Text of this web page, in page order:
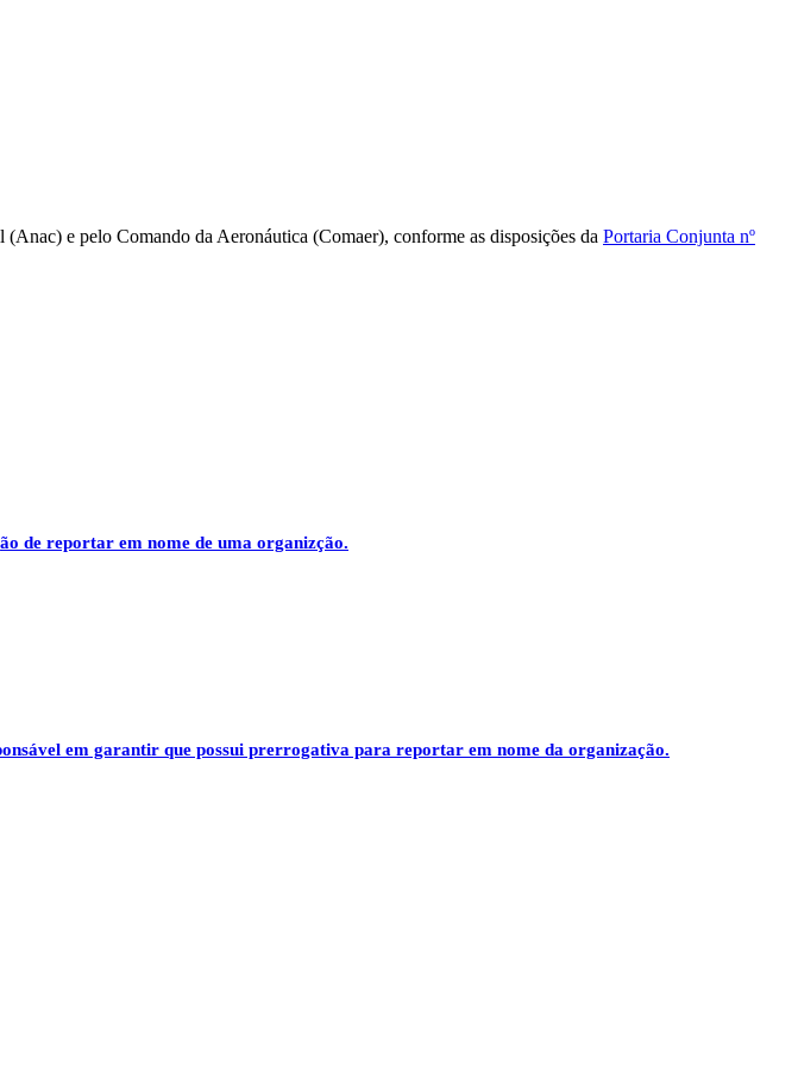
e pelo Comando da Aeronáutica (Comaer), conforme as disposições da Portaria Conjunta nº
de reportar em nome de uma organizção.
em garantir que possui prerrogativa para reportar em nome da organização.